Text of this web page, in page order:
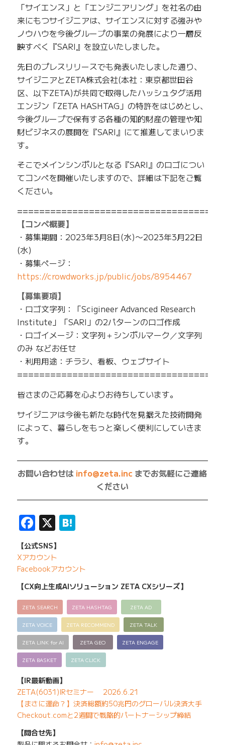
「サイエンス」と「エンジニアリング」を社名の由
来にもつサイジニアは、サイエンスに対する強みや
ノウハウを今後グループの事業の発展により一層反
映すべく『SARI』を設立いたしました。
先日のプレスリリースでも発表いたしました通り、
サイジニアとZETA株式会社(本社：東京都世田谷
区、以下ZETA)が共同で取得したハッシュタグ活用
エンジン「ZETA HASHTAG」の特許をはじめとし、
今後グループで保有する各種の知的財産の管理や知
財ビジネスの展開を『SARI』にて推進してまいりま
す。
そこでメインシンボルとなる『SARI』のロゴについ
てコンペを開催いたしますので、詳細は下記をご覧
ください。
【コンペ概要】
・募集期間：2023年3月8日(水)〜2023年3月22日
(水)
・募集ページ：
https://crowdworks.jp/public/jobs/8954467
【募集要項】
・ロゴ文字列：「Scigineer Advanced Research
Institute」「SARI」の2パターンのロゴ作成
・ロゴイメージ：文字列＋シンボルマーク／文字列
のみ などお任せ
・利用用途：チラシ、看板、ウェブサイト
皆さまのご応募を心よりお待ちしています。
サイジニアは今後も新たな時代を見据えた技術開発
によって、暮らしをもっと楽しく便利にしていきま
す。
お問い合わせは info@zeta.inc までお気軽にご連絡
ください
Facebook
X Hatena
【公式SNS】
Xアカウント
Facebookアカウント
【CX向上生成AIソリューション ZETA CXシリーズ】
ZETA SEARCH ZETA HASHTAG ZETA AD
ZETA VOICE ZETA RECOMMEND ZETA TALK
ZETA LINK for AI ZETA GEO ZETA ENGAGE
ZETA BASKET ZETA CLICK
【IR最新動画】
ZETA(6031)IRセミナー 2026.6.21
【まさに運命？】決済総額約50兆円のグローバル決済大手
Checkout.comと2週間で戦略的パートナーシップ締結
【問合せ先】